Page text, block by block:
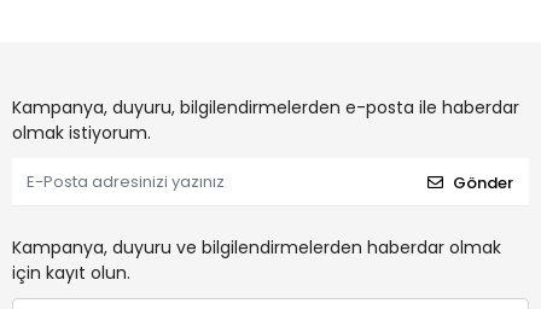
Kampanya, duyuru, bilgilendirmelerden e-posta ile haberdar
olmak istiyorum.
Gönder
Kampanya, duyuru ve bilgilendirmelerden haberdar olmak
için kayıt olun.